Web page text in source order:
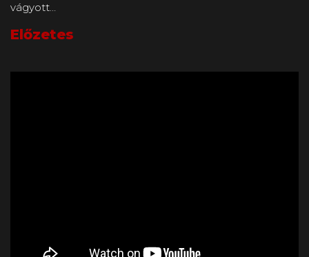
vágyott…
Előzetes